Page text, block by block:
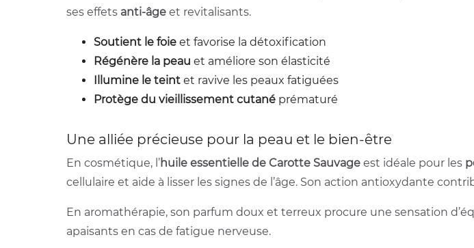
ses effets anti-âge et revitalisants.
Soutient le foie et favorise la détoxification
Régénère la peau et améliore son élasticité
Illumine le teint et ravive les peaux fatiguées
Protège du vieillissement cutané prématuré
Une alliée précieuse pour la peau et le bien-être
En cosmétique, l’huile essentielle de Carotte Sauvage est idéale pour les
cellulaire et aide à lisser les signes de l’âge. Son action antioxydante
En aromathérapie, son parfum doux et terreux procure une sensation
apaisants en cas de fatigue nerveuse.